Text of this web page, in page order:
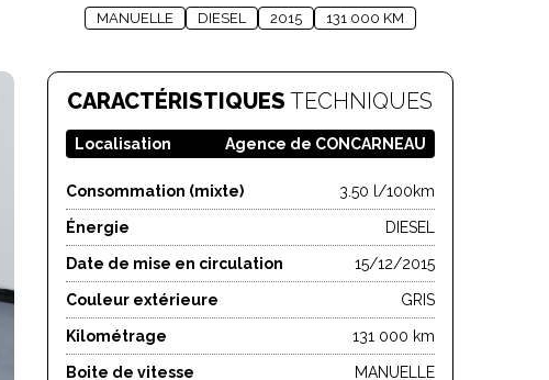
MANUELLE DIESEL 2015 131 000 KM
CARACTÉRISTIQUES TECHNIQUES
Localisation Agence de CONCARNEAU
Consommation (mixte) 3.50 l/100km
Énergie DIESEL
Date de mise en circulation 15/12/2015
Couleur extérieure GRIS
Kilométrage 131 000 km
Boite de vitesse MANUELLE